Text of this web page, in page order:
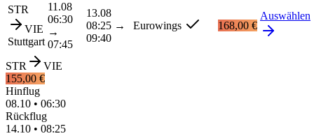
STR
VIE
Stuttgart
11.08
06:30
→
07:45
13.08
08:25 →
09:40
Eurowings 168,00 €
Auswählen
STR
VIE
155,00 €
Hinflug
08.10 • 06:30
Rückflug
14.10 • 08:25